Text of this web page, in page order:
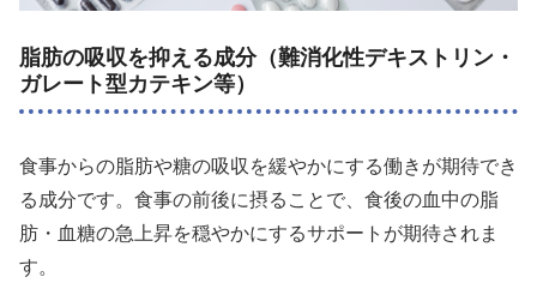
脂肪の吸収を抑える成分（難消化性デキストリン・
ガレート型カテキン等）
食事からの脂肪や糖の吸収を緩やかにする働きが期待でき
る成分です。食事の前後に摂ることで、食後の血中の脂
肪・血糖の急上昇を穏やかにするサポートが期待されま
す。